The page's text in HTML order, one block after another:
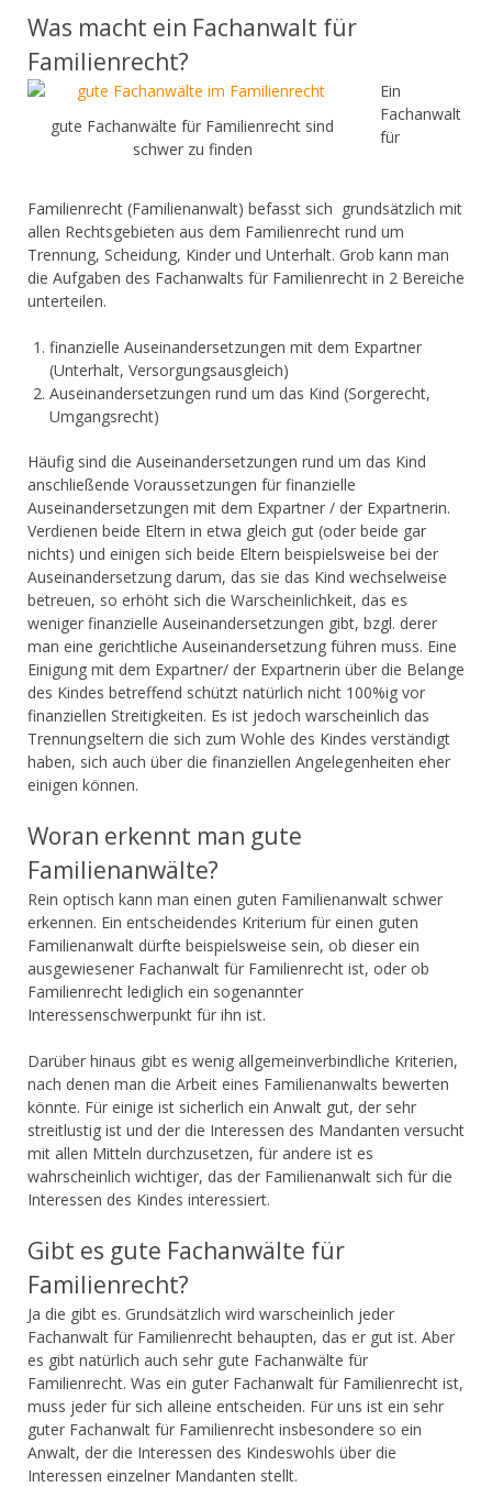
Was macht ein Fachanwalt für
Familienrecht?
gute Fachanwälte für Familienrecht sind
schwer zu finden
Ein
Fachanwalt
für
Familienrecht (Familienanwalt) befasst sich grundsätzlich mit
allen Rechtsgebieten aus dem Familienrecht rund um
Trennung, Scheidung, Kinder und Unterhalt. Grob kann man
die Aufgaben des Fachanwalts für Familienrecht in 2 Bereiche
unterteilen.
finanzielle Auseinandersetzungen mit dem Expartner
(Unterhalt, Versorgungsausgleich)
Auseinandersetzungen rund um das Kind (Sorgerecht,
Umgangsrecht)
Häufig sind die Auseinandersetzungen rund um das Kind
anschließende Voraussetzungen für finanzielle
Auseinandersetzungen mit dem Expartner / der Expartnerin.
Verdienen beide Eltern in etwa gleich gut (oder beide gar
nichts) und einigen sich beide Eltern beispielsweise bei der
Auseinandersetzung darum, das sie das Kind wechselweise
betreuen, so erhöht sich die Warscheinlichkeit, das es
weniger finanzielle Auseinandersetzungen gibt, bzgl. derer
man eine gerichtliche Auseinandersetzung führen muss. Eine
Einigung mit dem Expartner/ der Expartnerin über die Belange
des Kindes betreffend schützt natürlich nicht 100%ig vor
finanziellen Streitigkeiten. Es ist jedoch warscheinlich das
Trennungseltern die sich zum Wohle des Kindes verständigt
haben, sich auch über die finanziellen Angelegenheiten eher
einigen können.
Woran erkennt man gute
Familienanwälte?
Rein optisch kann man einen guten Familienanwalt schwer
erkennen. Ein entscheidendes Kriterium für einen guten
Familienanwalt dürfte beispielsweise sein, ob dieser ein
ausgewiesener Fachanwalt für Familienrecht ist, oder ob
Familienrecht lediglich ein sogenannter
Interessenschwerpunkt für ihn ist.
Darüber hinaus gibt es wenig allgemeinverbindliche Kriterien,
nach denen man die Arbeit eines Familienanwalts bewerten
könnte. Für einige ist sicherlich ein Anwalt gut, der sehr
streitlustig ist und der die Interessen des Mandanten versucht
mit allen Mitteln durchzusetzen, für andere ist es
wahrscheinlich wichtiger, das der Familienanwalt sich für die
Interessen des Kindes interessiert.
Gibt es gute Fachanwälte für
Familienrecht?
Ja die gibt es. Grundsätzlich wird warscheinlich jeder
Fachanwalt für Familienrecht behaupten, das er gut ist. Aber
es gibt natürlich auch sehr gute Fachanwälte für
Familienrecht. Was ein guter Fachanwalt für Familienrecht ist,
muss jeder für sich alleine entscheiden. Für uns ist ein sehr
guter Fachanwalt für Familienrecht insbesondere so ein
Anwalt, der die Interessen des Kindeswohls über die
Interessen einzelner Mandanten stellt.